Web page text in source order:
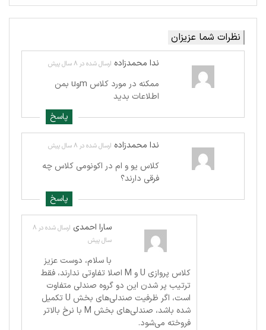
نظرات شما عزیزان
ندا محمدزاده ارسال شده در 8 سال پیش
ممكنه در مورد كلاس mوu بمن
اطلاعات بديد
پاسخ
ندا محمدزاده ارسال شده در 8 سال پیش
كلاس يو و ام در اكونومى كلاس چه
فرقى دارند؟
پاسخ
سارا احمدی
ارسال شده در 8
سال پیش
با سلام، دوست عزیز
کلاس پروازی U و M اصلا تفاوتی ندارند، فقط
ترتیب پر شدن این دو گروه صندلی متفاوت
است، اگر ظرفیت صندلی‌های بخش U تکمیل
شده باشد، صندلی‌های بخش M با نرخ بالاتر
فروخته می‌شود.